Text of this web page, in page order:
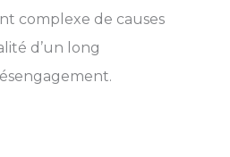
complexe de causes
d’un long